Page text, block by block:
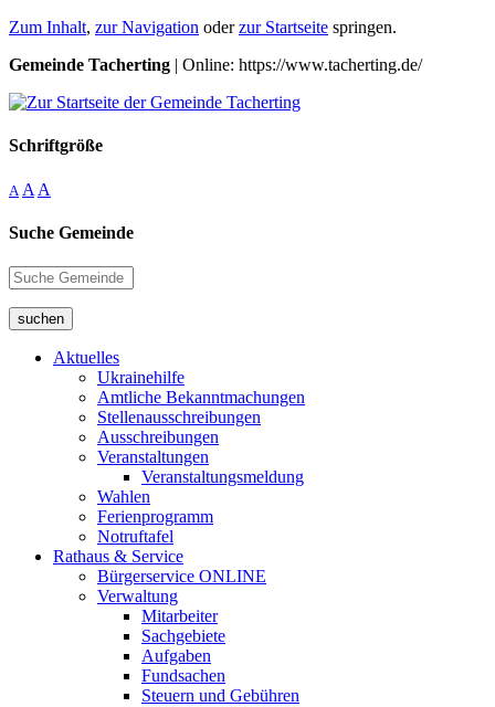
Zum Inhalt, zur Navigation oderzur Startseite springen.
Gemeinde Tacherting | Online: https://www.tacherting.de/
Schriftgröße
A A A
Suche Gemeinde
suchen
Aktuelles
Ukrainehilfe
Amtliche Bekanntmachungen
Stellenausschreibungen
Ausschreibungen
Veranstaltungen
Veranstaltungsmeldung
Wahlen
Ferienprogramm
Notruftafel
Rathaus & Service
Bürgerservice ONLINE
Verwaltung
Mitarbeiter
Sachgebiete
Aufgaben
Fundsachen
Steuern und Gebühren